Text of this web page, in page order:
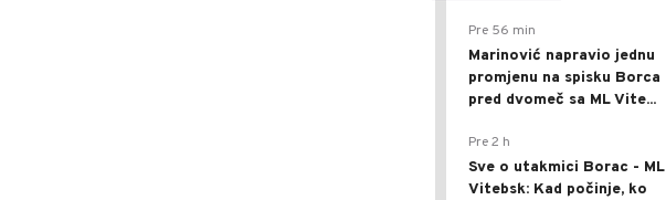
Pre 56 min
Marinović napravio jednu
promjenu na spisku Borca
pred dvomeč sa ML Vite...
Pre 2 h
Sve o utakmici Borac - ML
Vitebsk: Kad počinje, ko